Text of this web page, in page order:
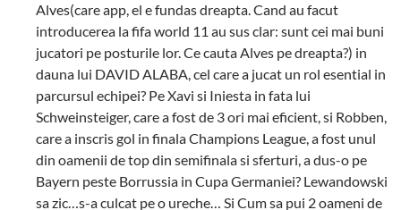
Alves(care app, el e fundas dreapta. Cand au facut
introducerea la fifa world 11 au sus clar: sunt cei mai buni
jucatori pe posturile lor. Ce cauta Alves pe dreapta?) in
dauna lui DAVID ALABA, cel care a jucat un rol esential in
parcursul echipei? Pe Xavi si Iniesta in fata lui
Schweinsteiger, care a fost de 3 ori mai eficient, si Robben,
care a inscris gol in finala Champions League, a fost unul
din oamenii de top din semifinala si sferturi, a dus-o pe
Bayern peste Borrussia in Cupa Germaniei? Lewandowski
sa zic…s-a culcat pe o ureche… Si Cum sa pui 2 oameni de